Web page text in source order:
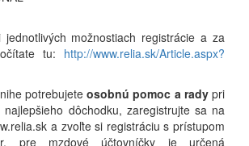
možnostiach registrácie a za
tu: http://www.relia.sk/Article.aspx?
potrebujeteosobnú pomoc a radypri
dôchodku, zaregistrujte sa na
a zvoľte si registráciu s prístupom
pre mzdové účtovníčky je určená